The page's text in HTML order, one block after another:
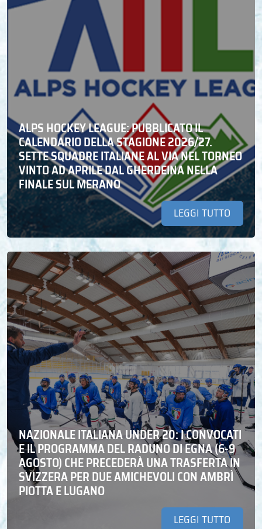
ALPS HOCKEY LEAGUE: PUBBLICATO IL
CALENDARIO DELLA STAGIONE 2026/27.
SETTE SQUADRE ITALIANE AL VIA NEL TORNEO
VINTO AD APRILE DAL GHERDEINA NELLA
FINALE SUL MERANO
LEGGI TUTTO
NAZIONALE ITALIANA UNDER 20: I CONVOCATI
E IL PROGRAMMA DEL RADUNO DI EGNA (6-9
AGOSTO) CHE PRECEDERÀ UNA TRASFERTA IN
SVIZZERA PER DUE AMICHEVOLI CON AMBRÌ
PIOTTA E LUGANO
LEGGI TUTTO